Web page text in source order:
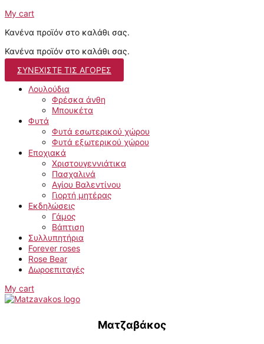
My cart
Κανένα προϊόν στο καλάθι σας.
Κανένα προϊόν στο καλάθι σας.
ΣΥΝΕΧΊΣΤΕ ΤΙΣ ΑΓΟΡΈΣ
Λουλούδια
Φρέσκα άνθη
Μπουκέτα
Φυτά
Φυτά εσωτερικού χώρου
Φυτά εξωτερικού χώρου
Εποχιακά
Χριστουγεννιάτικα
Πασχαλινά
Αγίου Βαλεντίνου
Γιορτή μητέρας
Εκδηλώσεις
Γάμος
Βάπτιση
Συλλυπητήρια
Forever roses
Rose Bear
Δωροεπιταγές
My cart
Ματζαβάκος